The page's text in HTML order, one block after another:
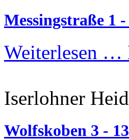
Messingstraße 1 -
Weiterlesen …
Iserlohner
Wolfskoben 3 - 13